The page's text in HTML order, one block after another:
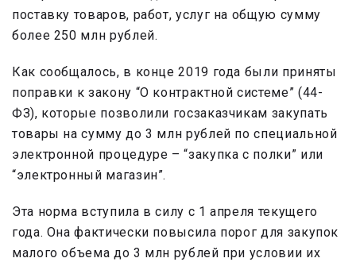
поставку товаров, работ, услуг на общую сумму
более 250 млн рублей.
Как сообщалось, в конце 2019 года были приняты
поправки к закону “О контрактной системе” (44-
ФЗ), которые позволили госзаказчикам закупать
товары на сумму до 3 млн рублей по специальной
электронной процедуре – “закупка с полки” или
“электронный магазин”.
Эта норма вступила в силу с 1 апреля текущего
года. Она фактически повысила порог для закупок
малого объема до 3 млн рублей при условии их